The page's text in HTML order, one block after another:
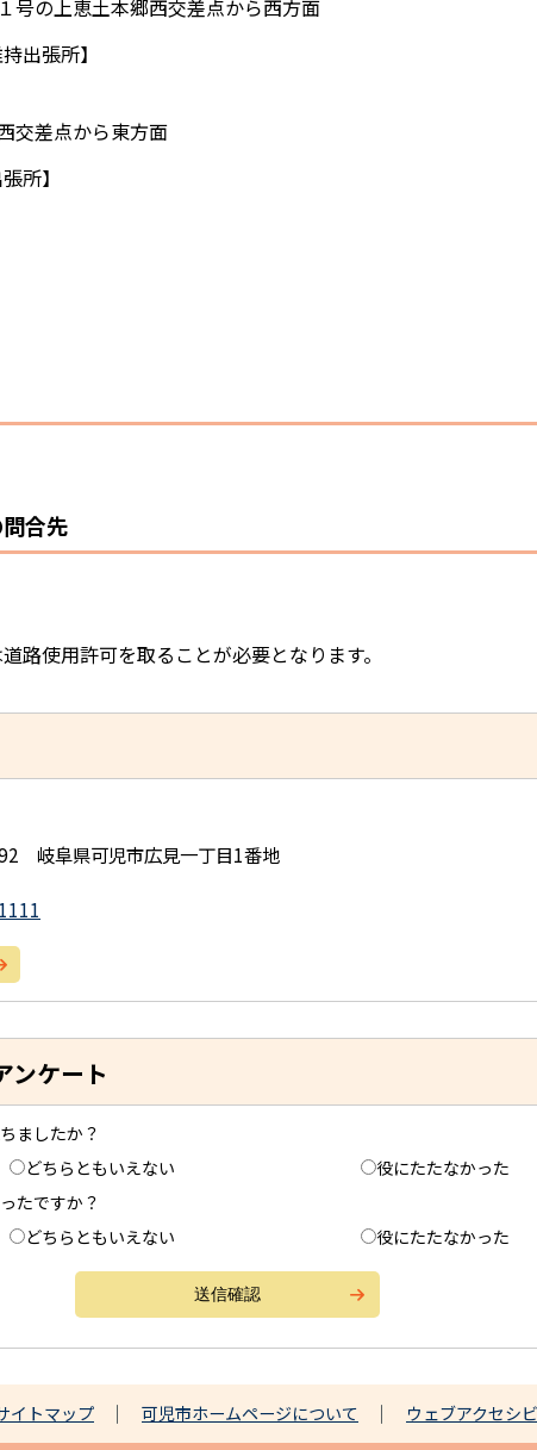
号の上恵土本郷西交差点から西方面
持出張所】
交差点から東方面
張所】
合先
使用許可を取ることが必要となります。
岐阜県可児市広見一丁目1番地
ンケート
ましたか？
どちらともいえない
役にたたなかった
たですか？
どちらともいえない 役にたたなかった
イトマップ 可児市ホームページについて ウェブアクセシ